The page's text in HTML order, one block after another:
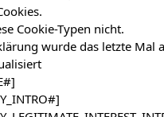
Cookie-Typen nicht.
wurde das letzte Mal